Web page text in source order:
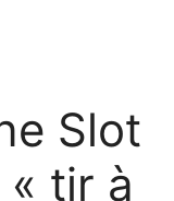
Slot
tir à